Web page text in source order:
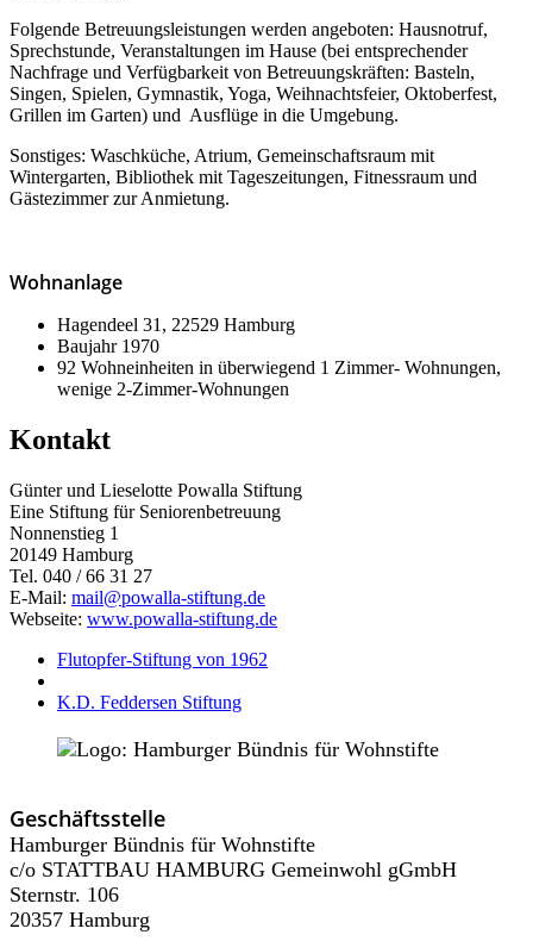
Folgende Betreuungsleistungen werden angeboten: Hausnotruf,
Sprechstunde, Veranstaltungen im Hause (bei entsprechender
Nachfrage und Verfügbarkeit von Betreuungskräften: Basteln,
Singen, Spielen, Gymnastik, Yoga, Weihnachtsfeier, Oktoberfest,
Grillen im Garten) und Ausflüge in die Umgebung.
Sonstiges: Waschküche, Atrium, Gemeinschaftsraum mit
Wintergarten, Bibliothek mit Tageszeitungen, Fitnessraum und
Gästezimmer zur Anmietung.
Wohnanlage
Hagendeel 31, 22529 Hamburg
Baujahr 1970
92 Wohneinheiten in überwiegend 1 Zimmer- Wohnungen,
wenige 2-Zimmer-Wohnungen
Kontakt
Günter und Lieselotte Powalla Stiftung
Eine Stiftung für Seniorenbetreuung
Nonnenstieg 1
20149 Hamburg
Tel. 040 / 66 31 27
E-Mail: mail@powalla-stiftung.de
Webseite: www.powalla-stiftung.de
Flutopfer-Stiftung von 1962
K.D. Feddersen Stiftung
Geschäftsstelle
Hamburger Bündnis für Wohnstifte
c/o STATTBAU HAMBURG Gemeinwohl gGmbH
Sternstr. 106
20357 Hamburg